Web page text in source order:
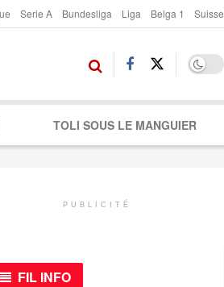
Serie A Bundesliga Liga Belga 1 Suisse
TOLI SOUS LE MANGUIER
PUBLICITÉ
FIL INFO